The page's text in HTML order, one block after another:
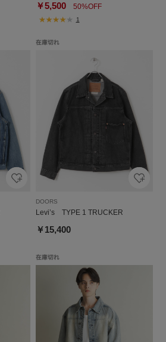
￥5,50050%OFF
1
DOORS
Levi’s TYPE 1 TRUCKER
￥15,400